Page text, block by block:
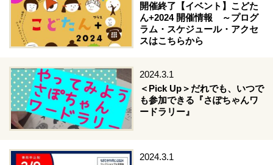
開催終了【イベント】こどた
ん+2024 開催情報 ～プログ
ラム・スケジュール・アクセ
スはこちらから
2024.3.1
＜Pick Up＞だれでも、いつで
も参加できる『さぽちゃんワ
ードラリー』
2024.3.1